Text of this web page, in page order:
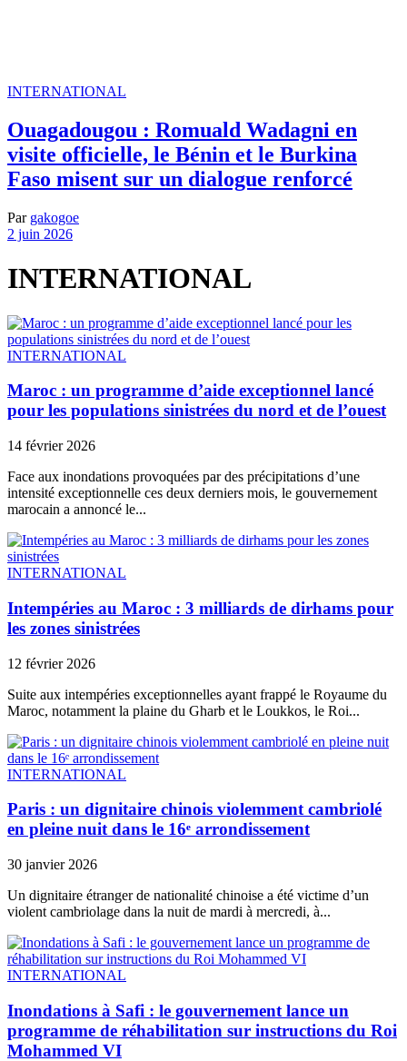
INTERNATIONAL
Ouagadougou : Romuald Wadagni en
visite officielle, le Bénin et le Burkina
Faso misent sur un dialogue renforcé
Par gakogoe
2 juin 2026
INTERNATIONAL
INTERNATIONAL
Maroc : un programme d’aide exceptionnel lancé
pour les populations sinistrées du nord et de l’ouest
14 février 2026
Face aux inondations provoquées par des précipitations d’une
intensité exceptionnelle ces deux derniers mois, le gouvernement
marocain a annoncé le...
INTERNATIONAL
Intempéries au Maroc : 3 milliards de dirhams pour
les zones sinistrées
12 février 2026
Suite aux intempéries exceptionnelles ayant frappé le Royaume du
Maroc, notamment la plaine du Gharb et le Loukkos, le Roi...
INTERNATIONAL
Paris : un dignitaire chinois violemment cambriolé
en pleine nuit dans le 16ᵉ arrondissement
30 janvier 2026
Un dignitaire étranger de nationalité chinoise a été victime d’un
violent cambriolage dans la nuit de mardi à mercredi, à...
INTERNATIONAL
Inondations à Safi : le gouvernement lance un
programme de réhabilitation sur instructions du Roi
Mohammed VI